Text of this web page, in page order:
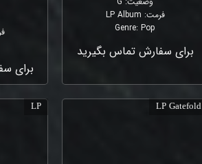
فرمت:
LP Album
Genre: Pop
برای سفارش تماس بگیرید
برای
LP Gatefold
LP